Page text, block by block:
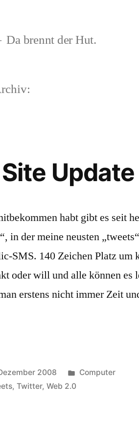
Da brennt der Hut.
Update
habt gibt es seit
in der meine neusten
SMS. 140 Zeichen Platz um
oder will und alle können es
erstens nicht immer Zeit
2008
Veröffentlicht
Computer
,Twitter,Web 2.0